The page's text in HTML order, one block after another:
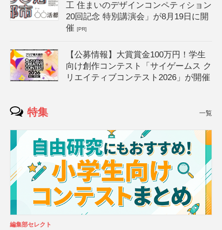
工 住まいのデザインコンペティション
20回記念 特別講演会」が8月19日に開
催[PR]
【公募情報】大賞賞金100万円！学生
向け創作コンテスト「サイゲームス ク
リエイティブコンテスト2026」が開催
特集 一覧
編集部セレクト